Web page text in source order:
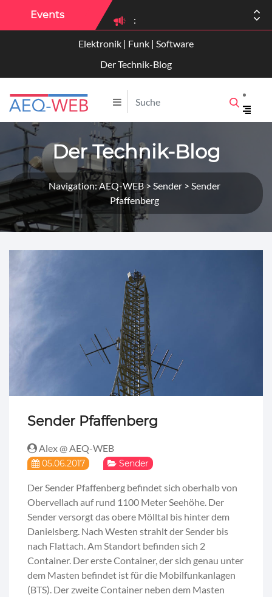
Events
Elektronik | Funk | Software
Der Technik-Blog
Der Technik-Blog
Navigation: AEQ-WEB > Sender > Sender
Pfaffenberg
Sender Pfaffenberg
Alex @ AEQ-WEB
05.06.2017 Sender
Der Sender Pfaffenberg befindet sich oberhalb von
Obervellach auf rund 1100 Meter Seehöhe. Der
Sender versorgt das obere Mölltal bis hinter dem
Danielsberg. Nach Westen strahlt der Sender bis
nach Flattach. Am Standort befinden sich 2
Container. Der erste Container, der sich genau unter
dem Masten befindet ist für die Mobilfunkanlagen
(BTS). Der zweite Container neben dem Masten